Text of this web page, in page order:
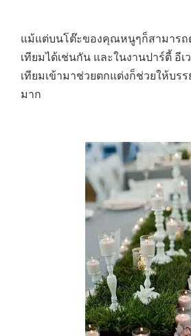
แม้แต่บนโต๊ะของคุณหนูๆก็สามาร
เทียมได้เช่นกัน และในงานปาร์ตี้ อี
เทียมเข้ามาช่วยตกแต่งก็ช่วยให้บร
มาก